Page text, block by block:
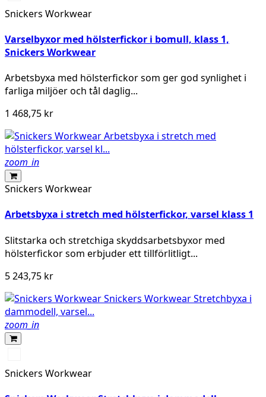
vis
yellow
Snickers Workwear
Varselbyxor med hölsterfickor i bomull, klass 1,
Snickers Workwear
Arbetsbyxa med hölsterfickor som ger god synlighet i
farliga miljöer och tål daglig...
1 468,75 kr
zoom_in
Snickers Workwear
Arbetsbyxa i stretch med hölsterfickor, varsel klass 1
Slitstarka och stretchiga skyddsarbetsbyxor med
hölsterfickor som erbjuder ett tillförlitligt...
5 243,75 kr
zoom_in
vis
yellow/Navy
Snickers Workwear